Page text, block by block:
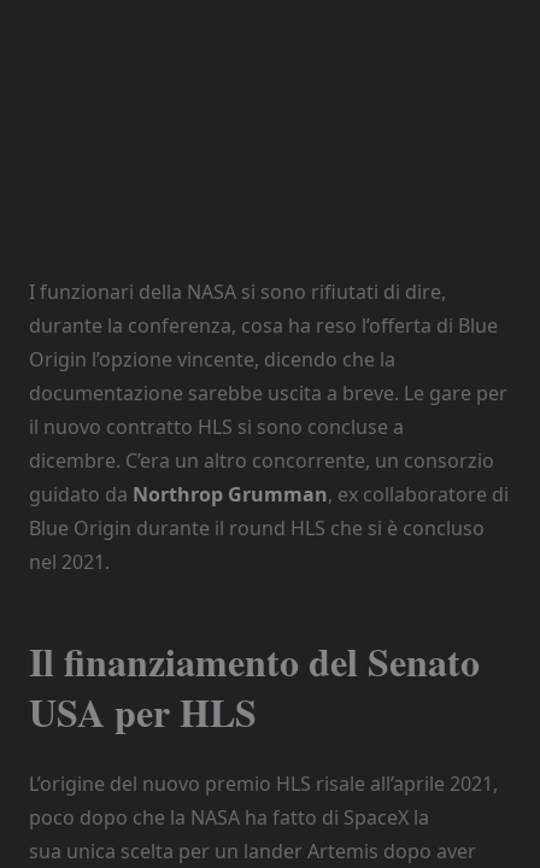
I funzionari della NASA si sono rifiutati di dire,
durante la conferenza, cosa ha reso l’offerta di Blue
Origin l’opzione vincente, dicendo che la
documentazione sarebbe uscita a breve. Le gare per
il nuovo contratto HLS si sono concluse a
dicembre. C’era un altro concorrente, un consorzio
guidato da Northrop Grumman, ex collaboratore di
Blue Origin durante il round HLS che si è concluso
nel 2021.
Il finanziamento del Senato
USA per HLS
L’origine del nuovo premio HLS risale all’aprile 2021,
poco dopo che la NASA ha fatto di SpaceX la
sua unica scelta per un lander Artemis dopo aver